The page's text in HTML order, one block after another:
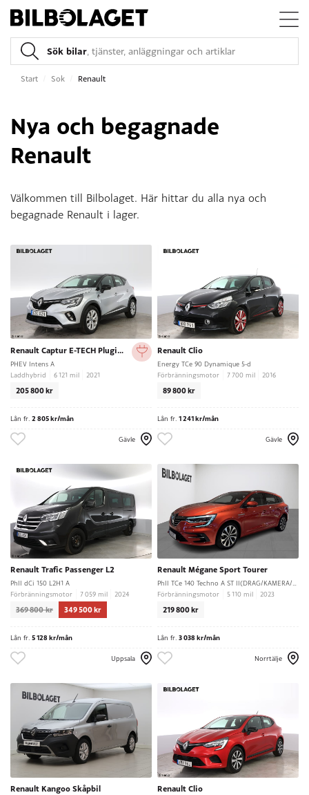
Sök bilar, tjänster, anläggningar och artiklar
Start Sok Renault
Nya och begagnade
Renault
Välkommen till Bilbolaget. Här hittar du alla nya och
begagnade Renault i lager.
Renault Captur E-TECH Plugin-Hybrid 160
PHEV Intens A
Laddhybrid
6 121 mil 2021
205 800 kr
Lån fr. 2 805 kr/mån
Gävle
Renault Clio
Energy TCe 90 Dynamique 5-d
Förbränningsmotor
7 700 mil 2016
89 800 kr
Lån fr. 1 241 kr/mån
Gävle
Renault Trafic Passenger L2
PhII dCi 150 L2H1 A
Förbränningsmotor
7 059 mil 2024
369 800 kr 349 500 kr
Lån fr. 5 128 kr/mån
Uppsala
Renault Mégane Sport Tourer
Förbränningsmotor
5 110 mil 2023
219 800 kr
Lån fr. 3 038 kr/mån
Norrtälje
Renault Kangoo Skåpbil Renault Clio